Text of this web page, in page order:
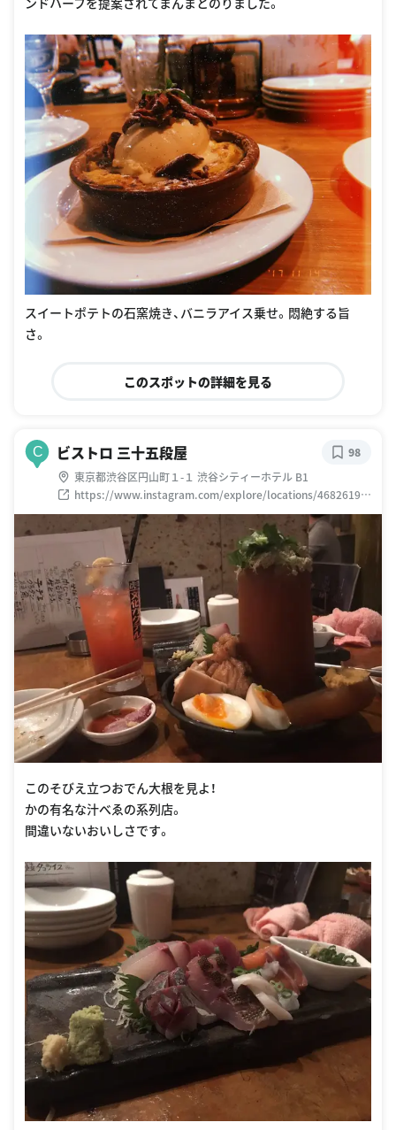
スイートポテトの石窯焼き、バニラアイス乗せ。悶絶する旨
さ。
このスポットの詳細を見る
C ビストロ 三十五段屋
東京都渋谷区円山町１-１ 渋谷シティーホテル B1
https://www.instagram.com/explore/locations/46826199
6
98
このそびえ立つおでん大根を見よ！
かの有名な汁べゑの系列店。
間違いないおいしさです。